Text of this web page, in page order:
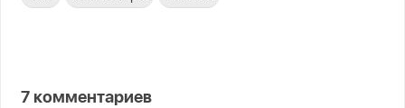
7 комментариев